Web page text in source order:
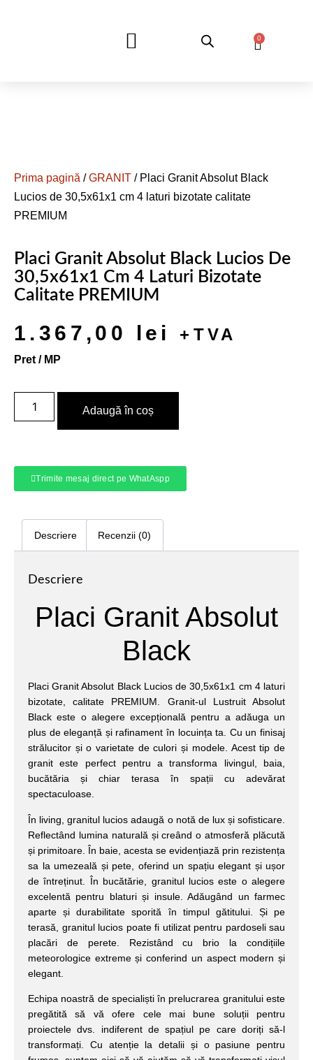
0
Prima pagină /GRANIT / Placi Granit Absolut Black
Lucios de 30,5x61x1 cm 4 laturi bizotate calitate
PREMIUM
Placi Granit Absolut Black Lucios De
30,5x61x1 Cm 4 Laturi Bizotate
Calitate PREMIUM
1.367,00 lei +TVA
Pret / MP
Adaugă în coș
Trimite mesaj direct pe WhatAspp
Descriere Recenzii (0)
Descriere
Placi Granit Absolut
Black
Placi Granit Absolut Black Lucios de 30,5x61x1 cm 4 laturi
bizotate, calitate PREMIUM. Granit-ul Lustruit Absolut
Black este o alegere excepțională pentru a adăuga un
plus de eleganță și rafinament în locuința ta. Cu un finisaj
strălucitor și o varietate de culori și modele. Acest tip de
granit este perfect pentru a transforma livingul, baia,
bucătăria și chiar terasa în spații cu adevărat
spectaculoase.
În living, granitul lucios adaugă o notă de lux și sofisticare.
Reflectând lumina naturală și creând o atmosferă plăcută
și primitoare. În baie, acesta se evidențiază prin rezistența
sa la umezeală și pete, oferind un spațiu elegant și ușor
de întreținut. În bucătărie, granitul lucios este o alegere
excelentă pentru blaturi și insule. Adăugând un farmec
aparte și durabilitate sporită în timpul gătitului. Și pe
terasă, granitul lucios poate fi utilizat pentru pardoseli sau
placări de perete. Rezistând cu brio la condițiile
meteorologice extreme și conferind un aspect modern și
elegant.
Echipa noastră de specialiști în prelucrarea granitului este
pregătită să vă ofere cele mai bune soluții pentru
proiectele dvs. indiferent de spațiul pe care doriți să-l
transformați. Cu atenție la detalii și o pasiune pentru